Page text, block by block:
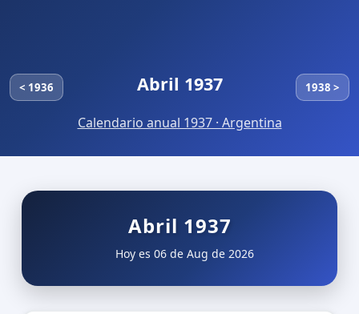
< 1936 Abril 1937 1938 >
Calendario anual 1937 · Argentina
Abril 1937
Hoy es 06 de Aug de 2026